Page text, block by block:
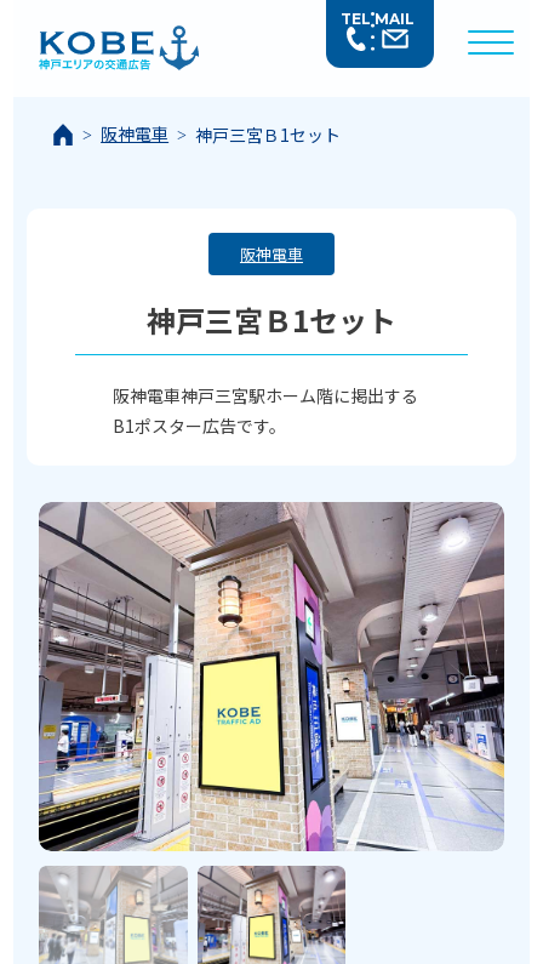
TEL MAIL
阪神電車 神戸三宮Ｂ1セット
阪神電車
神戸三宮Ｂ1セット
阪神電車神戸三宮駅ホーム階に掲出する
B1ポスター広告です。